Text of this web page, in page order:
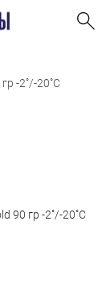
-2˚/-20˚С